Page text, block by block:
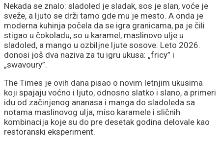
Nekada se znalo: sladoled je sladak, sos je slan, voće je
sveže, a ljuto se drži tamo gde mu je mesto. A onda je
moderna kuhinja počela da se igra granicama, pa je čili
stigao u čokoladu, so u karamel, maslinovo ulje u
sladoled, a mango u ozbiljne ljute sosove. Leto 2026.
donosi još dva naziva za tu igru ukusa: „fricy” i
„swavoury”.
The Times je ovih dana pisao o novim letnjim ukusima
koji spajaju voćno i ljuto, odnosno slatko i slano, a primeri
idu od začinjenog ananasa i manga do sladoleda sa
notama maslinovog ulja, miso karamele i sličnih
kombinacija koje su do pre desetak godina delovale kao
restoranski eksperiment.